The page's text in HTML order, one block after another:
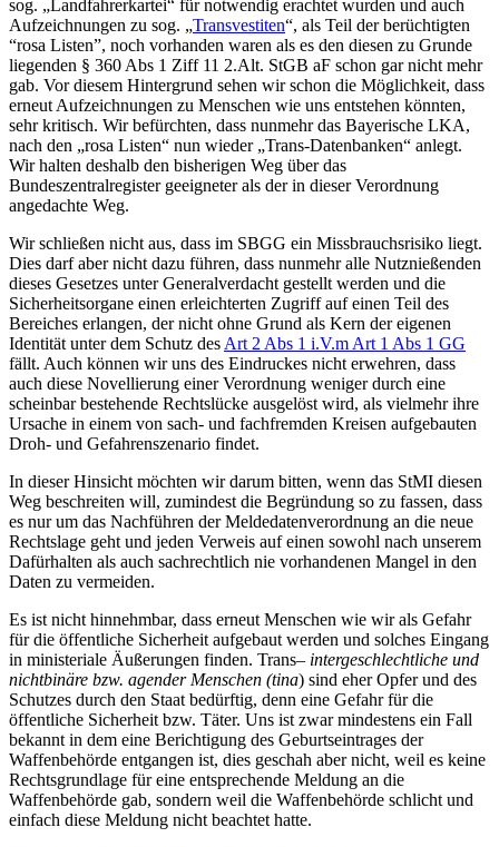
sog. „Landfahrerkartei“ für notwendig erachtet wurden und auch
Aufzeichnungen zu sog. „Transvestiten“, als Teil der berüchtigten
“rosa Listen”, noch vorhanden waren als es den diesen zu Grunde
liegenden § 360 Abs 1 Ziff 11 2.Alt. StGB aF schon gar nicht mehr
gab. Vor diesem Hintergrund sehen wir schon die Möglichkeit, dass
erneut Aufzeichnungen zu Menschen wie uns entstehen könnten,
sehr kritisch. Wir befürchten, dass nunmehr das Bayerische LKA,
nach den „rosa Listen“ nun wieder „Trans-Datenbanken“ anlegt.
Wir halten deshalb den bisherigen Weg über das
Bundeszentralregister geeigneter als der in dieser Verordnung
angedachte Weg.
Wir schließen nicht aus, dass im SBGG ein Missbrauchsrisiko liegt.
Dies darf aber nicht dazu führen, dass nunmehr alle Nutznießenden
dieses Gesetzes unter Generalverdacht gestellt werden und die
Sicherheitsorgane einen erleichterten Zugriff auf einen Teil des
Bereiches erlangen, der nicht ohne Grund als Kern der eigenen
Identität unter dem Schutz des Art 2 Abs 1 i.V.m Art 1 Abs 1 GG
fällt. Auch können wir uns des Eindruckes nicht erwehren, dass
auch diese Novellierung einer Verordnung weniger durch eine
scheinbar bestehende Rechtslücke ausgelöst wird, als vielmehr ihre
Ursache in einem von sach- und fachfremden Kreisen aufgebauten
Droh- und Gefahrenszenario findet.
In dieser Hinsicht möchten wir darum bitten, wenn das StMI diesen
Weg beschreiten will, zumindest die Begründung so zu fassen, dass
es nur um das Nachführen der Meldedatenverordnung an die neue
Rechtslage geht und jeden Verweis auf einen sowohl nach unserem
Dafürhalten als auch sachrechtlich nie vorhandenen Mangel in den
Daten zu vermeiden.
Es ist nicht hinnehmbar, dass erneut Menschen wie wir als Gefahr
für die öffentliche Sicherheit aufgebaut werden und solches Eingang
in ministeriale Äußerungen finden. Trans– intergeschlechtliche und
nichtbinäre bzw. agender Menschen (tina) sind eher Opfer und des
Schutzes durch den Staat bedürftig, denn eine Gefahr für die
öffentliche Sicherheit bzw. Täter. Uns ist zwar mindestens ein Fall
bekannt in dem eine Berichtigung des Geburtseintrages der
Waffenbehörde entgangen ist, dies geschah aber nicht, weil es keine
Rechtsgrundlage für eine entsprechende Meldung an die
Waffenbehörde gab, sondern weil die Waffenbehörde schlicht und
einfach diese Meldung nicht beachtet hatte.